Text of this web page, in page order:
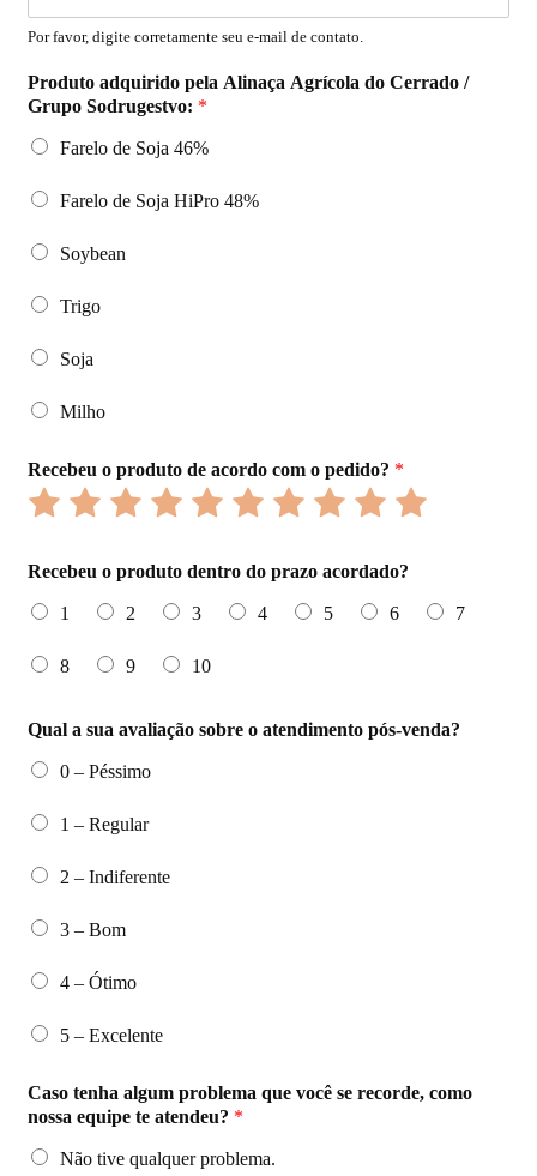
Por favor, digite corretamente seu e-mail de contato.
Produto adquirido pela Alinaça Agrícola do Cerrado /
Grupo Sodrugestvo: *
Farelo de Soja 46%
Farelo de Soja HiPro 48%
Soybean
Trigo
Soja
Milho
Recebeu o produto de acordo com o pedido? *
Rate
1
out
of
Rate
2
out
Rate
out
of
Rate
4
out
of
Rate
5
out
Rate
out
Rate
out
Rate
out
Rate
9
out
Rate
10
out
Recebeu o produto dentro do prazo acordado?
1
2 3 4 5 6 7
8 9 10
Qual a sua avaliação sobre o atendimento pós-venda?
0 – Péssimo
1 – Regular
2 – Indiferente
3 – Bom
4 – Ótimo
5 – Excelente
Caso tenha algum problema que você se recorde, como
nossa equipe te atendeu? *
Não tive qualquer problema.